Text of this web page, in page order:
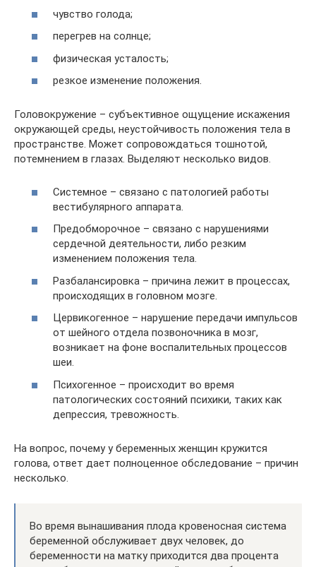
чувство голода;
перегрев на солнце;
физическая усталость;
резкое изменение положения.
Головокружение – субъективное ощущение искажения
окружающей среды, неустойчивость положения тела в
пространстве. Может сопровождаться тошнотой,
потемнением в глазах. Выделяют несколько видов.
Системное – связано с патологией работы
вестибулярного аппарата.
Предобморочное – связано с нарушениями
сердечной деятельности, либо резким
изменением положения тела.
Разбалансировка – причина лежит в процессах,
происходящих в головном мозге.
Цервикогенное – нарушение передачи импульсов
от шейного отдела позвоночника в мозг,
возникает на фоне воспалительных процессов
шеи.
Психогенное – происходит во время
патологических состояний психики, таких как
депрессия, тревожность.
На вопрос, почему у беременных женщин кружится
голова, ответ дает полноценное обследование – причин
несколько.
Во время вынашивания плода кровеносная система
беременной обслуживает двух человек, до
беременности на матку приходится два процента